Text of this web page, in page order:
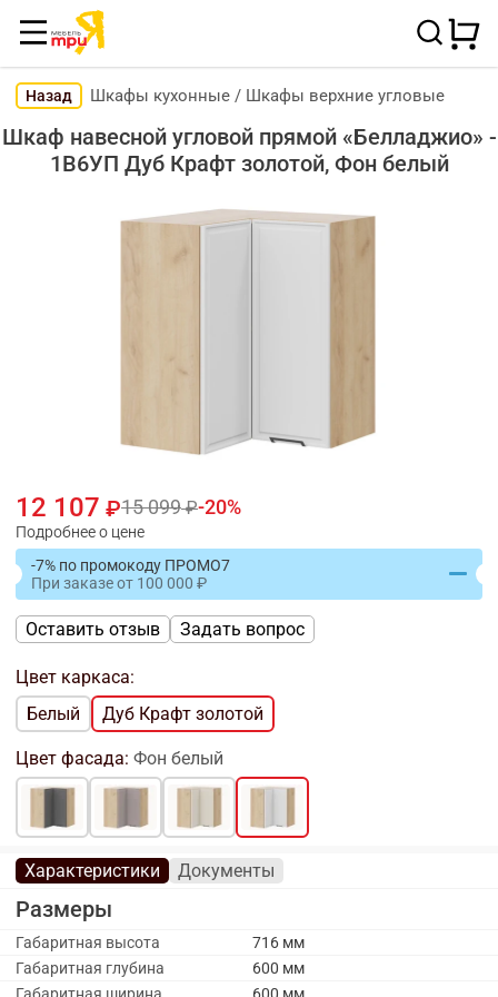
Назад Шкафы кухонные / Шкафы верхние угловые
Шкаф навесной угловой прямой «Белладжио» -
1В6УП Дуб Крафт золотой, Фон белый
12 107 15 099 20
Подробнее о цене
-7% по промокоду ПРОМО7
При заказеот 100 000
Оставить отзыв Задать вопрос
Цвет каркаса:
Белый
Дуб Крафт золотой
Цвет фасада: Фон белый
Характеристики Документы
Размеры
Габаритная высота
716 мм
Габаритная глубина
600 мм